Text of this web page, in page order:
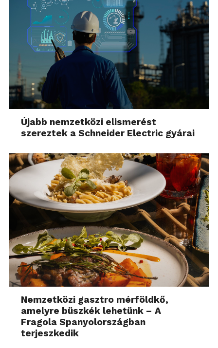
Újabb nemzetközi elismerést
szereztek a Schneider Electric gyárai
Nemzetközi gasztro mérföldkő,
amelyre büszkék lehetünk – A
Fragola Spanyolországban
terjeszkedik